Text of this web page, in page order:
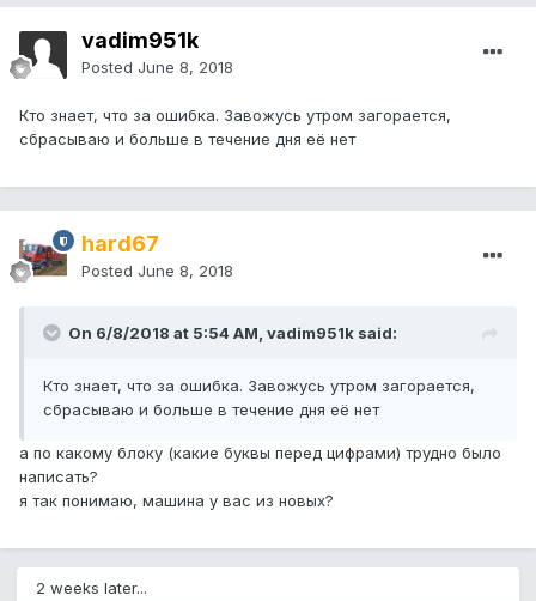
vadim951k
Posted June 8, 2018
Кто знает, что за ошибка. Завожусь утром загорается,
сбрасываю и больше в течение дня её нет
hard67
Posted June 8, 2018
On 6/8/2018 at 5:54 AM, vadim951k said:
Кто знает, что за ошибка. Завожусь утром загорается,
сбрасываю и больше в течение дня её нет
а по какому блоку (какие буквы перед цифрами) трудно было
написать?
я так понимаю, машина у вас из новых?
2 weeks later...